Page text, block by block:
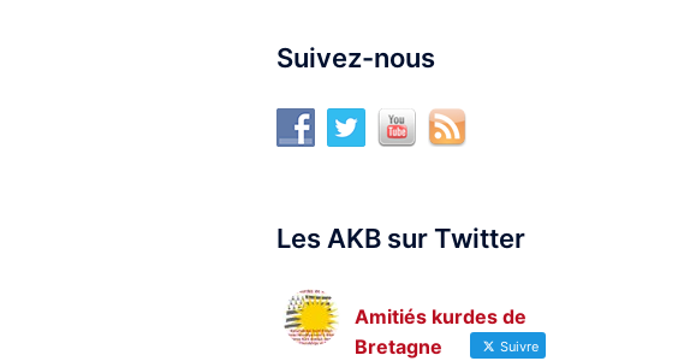
Suivez-nous
Les AKB sur Twitter
Amitiés kurdes de
Bretagne
Suivre